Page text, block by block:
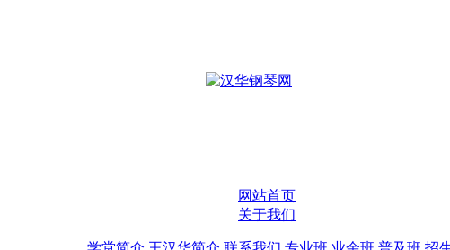
网站首页
关于我们